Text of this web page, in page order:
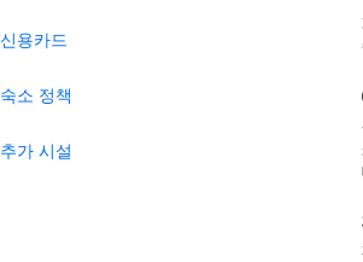
신용카드
숙소 정책
추가 시설